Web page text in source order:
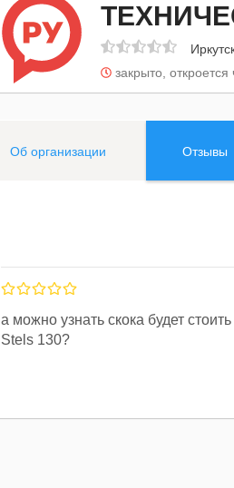
закрыто,
Об организации Отзывы
а можно узнать скока будет
Stels 130?